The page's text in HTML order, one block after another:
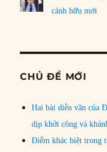
cánh hữu mới
CHỦ ĐỀ MỚI
Hai bài diễn văn của
dịp khởi công và
Điểm khác biệt trong